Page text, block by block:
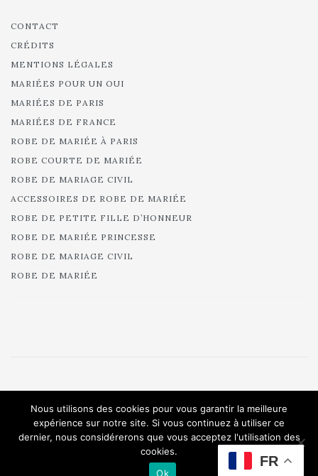
CONTACT
CRÉDITS
MENTIONS LÉGALES
MARIÉES POUR UN OUI
MARIÉES DE PARIS
MARIÉES DE FRANCE
ROBE DE MARIÉE À PARIS
ROBE COURTE DE MARIÉE
ROBE DE MARIAGE CIVIL
ACCESSOIRES DE ROBE DE MARIÉE
ROBE DE PETITE FILLE D’HONNEUR
ROBE DE MARIÉE PRINCESSE
ROBE DE MARIAGE CIVIL
ROBE DE MARIÉE
All rights reserved.
FR
Nous utilisons des cookies pour vous garantir la meilleure
expérience sur notre site. Si vous continuez à utiliser ce
dernier, nous considérerons que vous acceptez l'utilisation des
cookies.
Ok